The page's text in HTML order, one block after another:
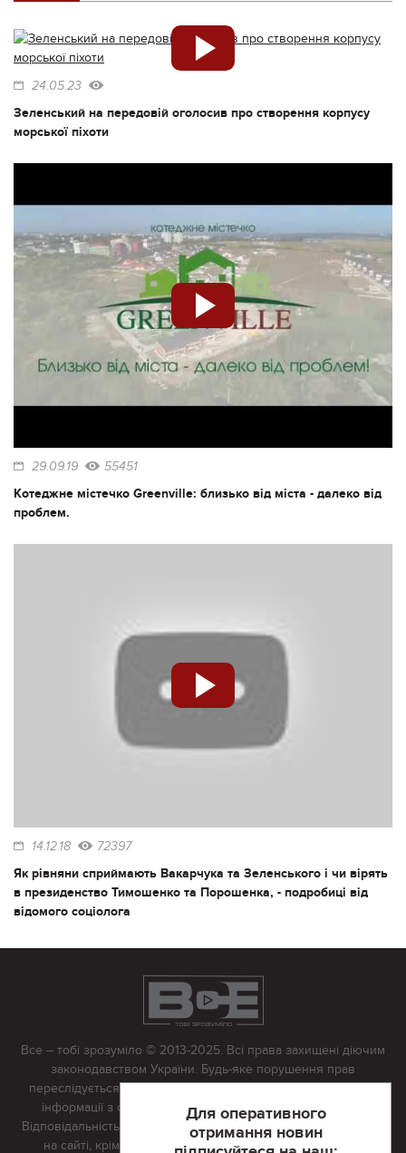
24.05.23
Зеленський на передовій оголосив про створення корпусу
морської піхоти
29.09.19 55451
Котеджне містечко Greenville: близько від міста - далеко від
проблем.
14.12.18 72397
Як рівняни сприймають Вакарчука та Зеленського і чи вірять
в президенство Тимошенко та Порошенка, - подробиці від
відомого соціолога
Для оперативного
отримання новин
Все – тобі зрозуміло © 2013-2025. Всі права захищені діючим
законодавством України. Будь-яке порушення прав
переслідується в судовому порядку. Будь-яке відтворення
інформації з сайту тільки з письмово дозволу редакції.
Відповідальність за достовірність усіх матеріалів, розміщених
на сайті, крім матеріалів, які містять посилання на інші